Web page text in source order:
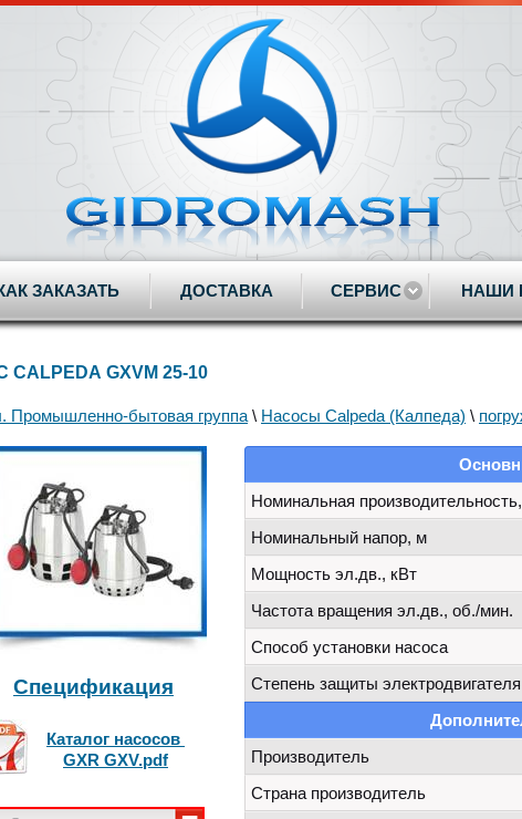
ЗАКАЗАТЬ ДОСТАВКА СЕРВИС НАШИ
GXVM 25-10
Промышленно-бытовая группа \ Насосы Calpeda (Калпеда) \
Спецификация
Каталог насосов
GXR GXV.pdf
Номинальная
Номинальный напор, м
Мощность эл.дв., кВт
Частота вращения эл.дв., об./мин.
Способ установки насоса
Степень защиты
Производитель
Страна производитель